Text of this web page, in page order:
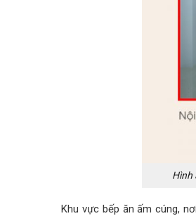
Hình
Khu vực bếp ăn ấm cúng,